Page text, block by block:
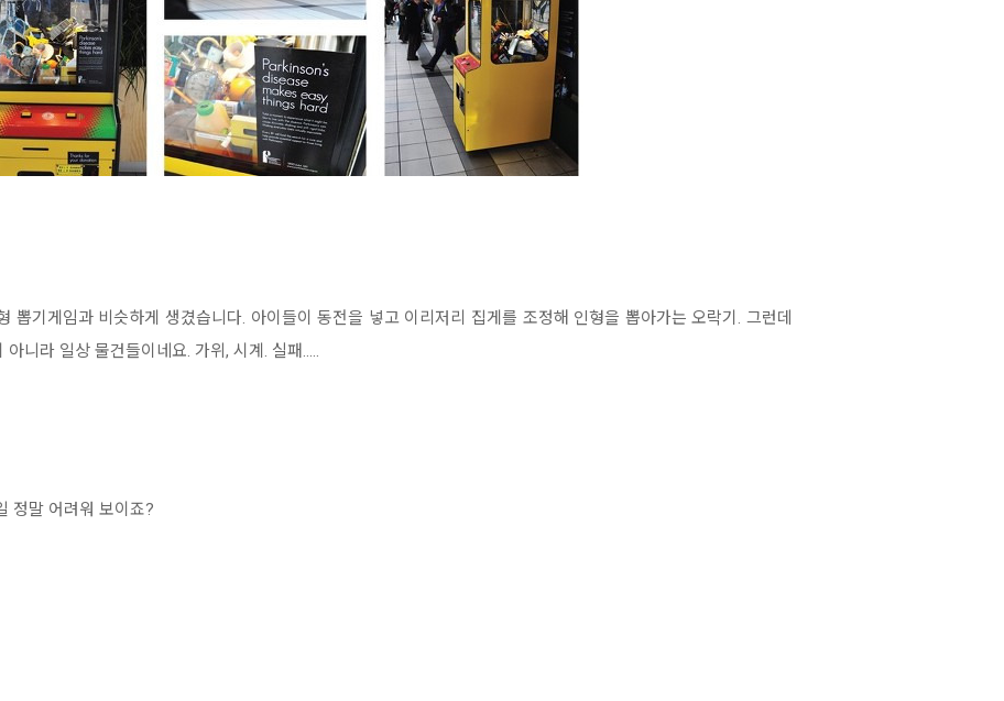
뽑기게임과 비슷하게 생겼습니다. 아이들이 동전을 넣고 이리저리 집게를 조정해 인형을 뽑아가는 오락기. 그런데
니라 일상 물건들이네요. 가위, 시계. 실패.....
정말 어려워 보이죠?